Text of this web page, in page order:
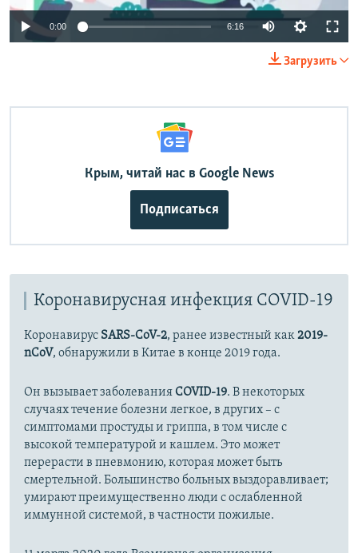
Auto 240p 360p 480p
0:00 6:16 Auto
240p
480p
Загрузить
Крым, читай нас в Google News
Подписаться
Коронавирусная инфекция COVID-19
Коронавирус SARS-CoV-2, ранее известный как2019-
nCoV, обнаружили в Китае в конце 2019 года.
Он вызывает заболеванияCOVID-19. В некоторых
случаях течение болезни легкое, в других – с
симптомами простуды и гриппа, в том числе с
высокой температурой и кашлем. Это может
перерасти в пневмонию, которая может быть
смертельной. Большинство больных выздоравливает;
умирают преимущественно люди с ослабленной
иммунной системой, в частности пожилые.